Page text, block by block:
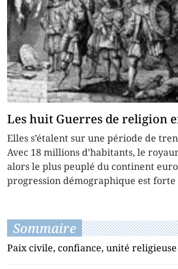
Les huit Guerres de religion
Elles s’étalent sur une période de
Avec 18 millions d’habitants, le
alors le plus peuplé du continent
progression démographique est forte
Sommaire
Paix civile, confiance, unité religieuse